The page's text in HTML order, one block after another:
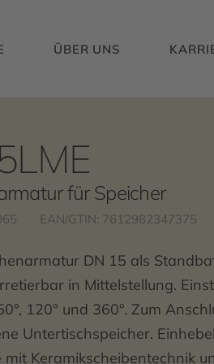
ÜBER UNS
für Speicher
EAN/GTIN: 7612982347375
DN 15 als
in Mittelstellung.
120° und 360°. Zum
Untertischspeicher.
Keramikscheibentechnik